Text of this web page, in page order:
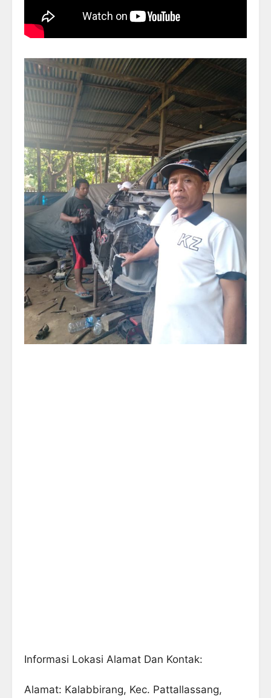
Informasi Lokasi Alamat Dan Kontak:
Alamat: Kalabbirang, Kec. Pattallassang,